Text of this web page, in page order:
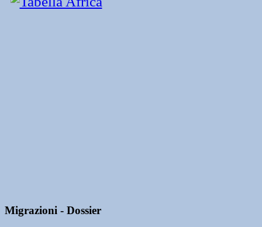
Migrazioni - Dossier